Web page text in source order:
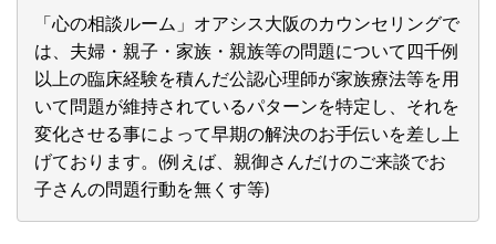
「心の相談ルーム」オアシス大阪のカウンセリングで
は、夫婦・親子・家族・親族等の問題について四千例
以上の臨床経験を積んだ公認心理師が家族療法等を用
いて問題が維持されているパターンを特定し、それを
変化させる事によって早期の解決のお手伝いを差し上
げております。(例えば、親御さんだけのご来談でお
子さんの問題行動を無くす等)